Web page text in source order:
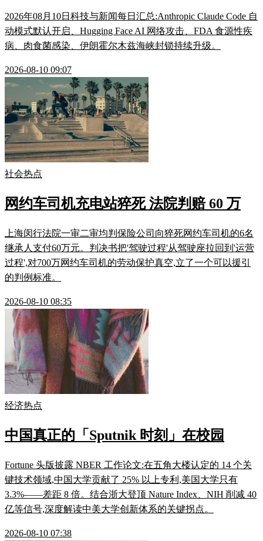
2026年08月10日科技与新闻每日汇总:Anthropic Claude Code 自
动模式默认开启、Hugging Face AI 网络攻击、FDA 食源性疾
病、肉食菌感染、伊朗霍尔木兹海峡封锁持续升级。
2026-08-10 09:07
社会热点
网约车司机充电站猝死 法院判赔 60 万
上海闵行法院一审二审均判保险公司向猝死网约车司机的6名
继承人支付60万元。判决书把'驾驶过程'从驾驶座拉回到'运营
过程',对700万网约车司机的劳动保护真空,立了一个可以援引
的判例标准。
2026-08-10 08:35
经济热点
中国真正的「Sputnik 时刻」在校园
Fortune 头版披露 NBER 工作论文:在五角大楼认定的 14 个关
键技术领域,中国大学贡献了 25% 以上专利,美国大学只有
3.3%——差距 8 倍。结合浙大登顶 Nature Index、NIH 削减 40
亿等信号,深度解读中美大学创新体系的关键拐点。
2026-08-10 07:38